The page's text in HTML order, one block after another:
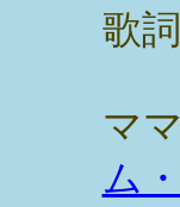
歌
マ
ム